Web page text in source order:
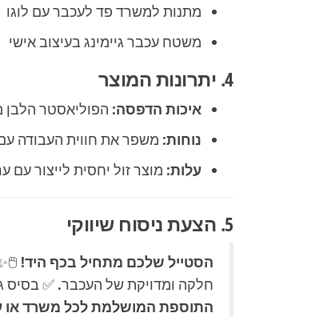
מתנות למשרד פד לעכבר עם לוגו
משטח עכבר גיימינג בעיצוב אישי
4. יתרונות המוצר
איכות הדפסה: הפוליאסטר
נוחות: משפר את חווית העבודה
עלות: מוצר זול יחסית לייצור
5. הצעת ניסוח שיווקי
הסטייל שלכם מתחיל בכף היד!
חלקה ומדויקת של העכבר. ✅ בסיס
התוספת המושלמת לכל משרד או